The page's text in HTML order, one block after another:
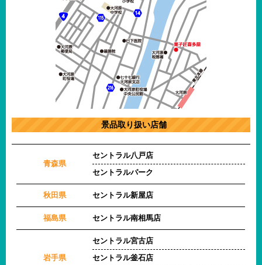
景品取り扱い店舗
青森県
セントラル八戸店
セントラルパーク
秋田県 セントラル新屋店
福島県 セントラル南相馬店
岩手県
セントラル宮古店
セントラル釜石店